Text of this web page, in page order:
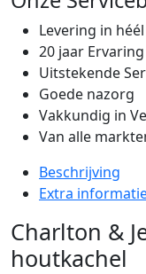
Levering in
20 jaar
Uitstekende
Goede nazorg
Vakkundig in
Van alle
Beschrijving
Extra
Charlton &
houtkachel